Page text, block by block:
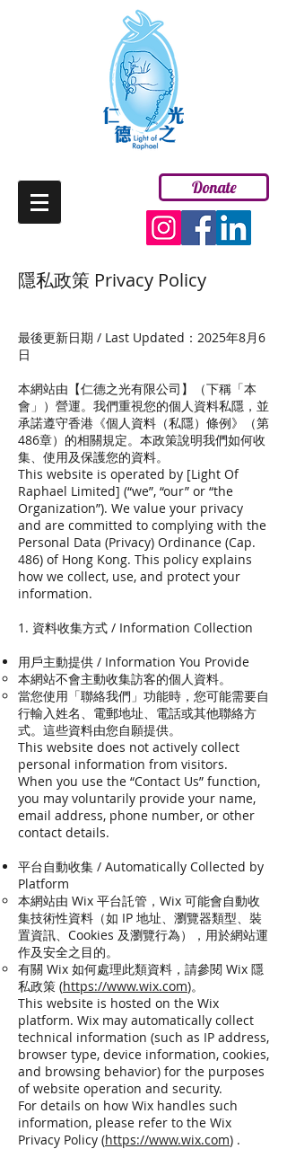
Donate
隱私政策 Privacy Policy
最後更新日期 / Last Updated：2025年8月6
日
本網站由【仁德之光有限公司】（下稱「本
會」）營運。我們重視您的個人資料私隱，並
承諾遵守香港《個人資料（私隱）條例》（第
486章）的相關規定。本政策說明我們如何收
集、使用及保護您的資料。
This website is operated by [Light Of
Raphael Limited] (“we”, “our” or “the
Organization”). We value your privacy
and are committed to complying with the
Personal Data (Privacy) Ordinance (Cap.
486) of Hong Kong. This policy explains
how we collect, use, and protect your
information.
1. 資料收集方式 / Information Collection
用戶主動提供 / Information You Provide
本網站不會主動收集訪客的個人資料。
當您使用「聯絡我們」功能時，您可能需要自
行輸入姓名、電郵地址、電話或其他聯絡方
式。這些資料由您自願提供。
This website does not actively collect
personal information from visitors.
When you use the “Contact Us” function,
you may voluntarily provide your name,
email address, phone number, or other
contact details.
平台自動收集 / Automatically Collected by
Platform
本網站由 Wix 平台託管，Wix 可能會自動收
集技術性資料（如 IP 地址、瀏覽器類型、裝
置資訊、Cookies 及瀏覽行為），用於網站運
作及安全之目的。
有關 Wix 如何處理此類資料，請參閱 Wix 隱
私政策 (https://www.wix.com)。
This website is hosted on the Wix
platform. Wix may automatically collect
technical information (such as IP address,
browser type, device information, cookies,
and browsing behavior) for the purposes
of website operation and security.
For details on how Wix handles such
information, please refer to the Wix
Privacy Policy (https://www.wix.com​) .